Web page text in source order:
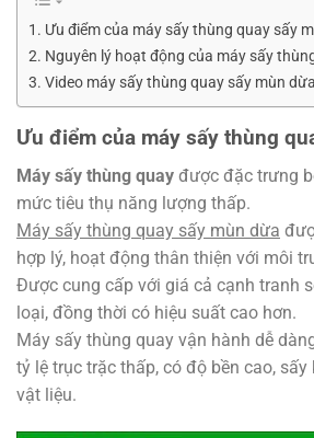
Ưu điểm của máy sấy thùng quay sấy
Nguyên lý hoạt động của máy sấy
Video máy sấy thùng quay sấy mùn dừa
Ưu điểm của máy sấy thùng
Máy sấy thùng quay được đặc trưng
mức tiêu thụ năng lượng thấp.
Máy sấy thùng quay sấy mùn dừa
hợp lý, hoạt động thân thiện với môi
Được cung cấp với giá cả cạnh tranh
loại, đồng thời có hiệu suất cao hơn.
Máy sấy thùng quay vận hành dễ
tỷ lệ trục trặc thấp, có độ bền cao,
vật liệu.